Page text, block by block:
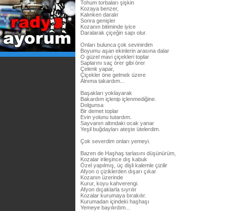
Tohum torbaları şişkin
Kozaya benzer,
Kalınken daralır
Sonra genişler
Kozanın bitiminde iyice
Daralarak çiçeğin sapı olur.
Onları bulunca çok sevinirdim
Boyumu aşan ekinlerin arasına dalar
O güzel mavi çiçekleri toplar
Saplarını saç örer gibi örer
Çelenk yapar,
Çiçekler öne gelmek üzere
Alnıma takardım...
Başakları yoklayarak
Bakardım içlenip içlenmediğine.
Dolgunsa
Bir demet toplar
Evin yolunu tutardım.
Sayvanın altındaki ocak yanar
Yeşil buğdayları ateşte ütelerdim.
Çok severdim onları yemeyi.
Bazen de Haşhaş tarlasını düşünürüm,
Kozalar irileşince dış kabuk
Özel yapılmış, üç dişli kalemle çizilir
Afyon o çiziklerden dışarı çıkar
Kozanın üzerinde
Kurur, koyu kahverengi.
Afyon dıçaklarla sıyrılır
Kozalar kurumaya bırakılır.
Kurumadan içindeki haşhaşı
Yemeye bayılırdım...